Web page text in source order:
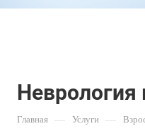
Неврология
Главная — Услуги —